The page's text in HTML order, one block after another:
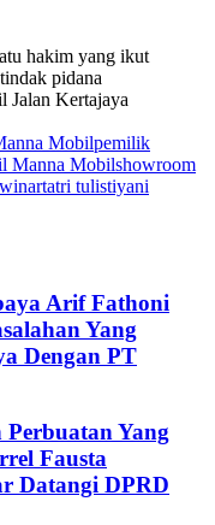
hakim yang ikut
pidana
Jalan Kertajaya
Mobilpemilik
Manna Mobilshowroom
tri tulistiyani
Arif Fathoni
Yang
Dengan PT
Yang
Fausta
Datangi DPRD